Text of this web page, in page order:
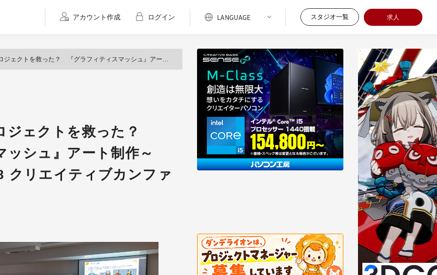
アカウント作成 ログイン スタジオ一覧 求人
？ 『グラフィティスマッシュ』アート制作～「CGWORLD 2018 クリエイティブカンファレンス」（4）～
ジェクトを救った？
ッシュ』アート制作～
クリエイティブカンファ